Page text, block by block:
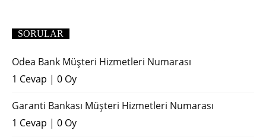
SORULAR
Odea Bank Müşteri Hizmetleri Numarası
1 Cevap | 0 Oy
Garanti Bankası Müşteri Hizmetleri Numarası
1 Cevap | 0 Oy